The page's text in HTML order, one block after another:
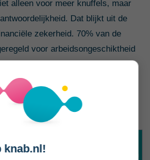
alleen voor meer knuffels, maar
Dat blijkt uit de
zekerheid. 70% van de
voor arbeidsongeschiktheid
hun pensioen goed geregeld
is voor ruim één op de drie
vaders expliciet aanleiding
over die zaken na te denken.
als arbeidsongeschiktheid en
knab.nl!